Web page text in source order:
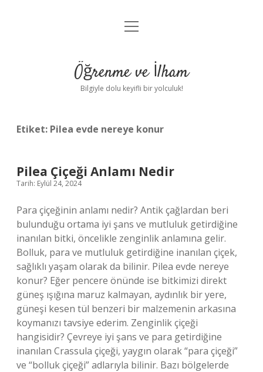
Anasayfa
Yasal Uyarı
menüyü
Öğrenme ve İlham
Bilgiyle dolu keyifli bir yolculuk!
Etiket: Pilea evde nereye konur
Pilea Çiçeği Anlamı Nedir
Tarih: Eylül 24, 2024
Para çiçeğinin anlamı nedir? Antik çağlardan beri
bulunduğu ortama iyi şans ve mutluluk getirdiğine
inanılan bitki, öncelikle zenginlik anlamına gelir.
Bolluk, para ve mutluluk getirdiğine inanılan çiçek,
sağlıklı yaşam olarak da bilinir. Pilea evde nereye
konur? Eğer pencere önünde ise bitkimizi direkt
güneş ışığına maruz kalmayan, aydınlık bir yere,
güneşi kesen tül benzeri bir malzemenin arkasına
koymanızı tavsiye ederim. Zenginlik çiçeği
hangisidir? Çevreye iyi şans ve para getirdiğine
inanılan Crassula çiçeği, yaygın olarak “para çiçeği”
ve “bolluk çiçeği” adlarıyla bilinir. Bazı bölgelerde